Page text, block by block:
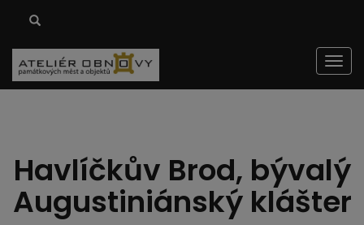
Havlíčkův Brod, bývalý
Augustiniánský klášter